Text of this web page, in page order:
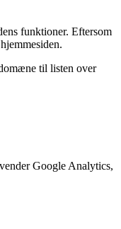
funktioner. Eftersom
til listen over
Google Analytics,